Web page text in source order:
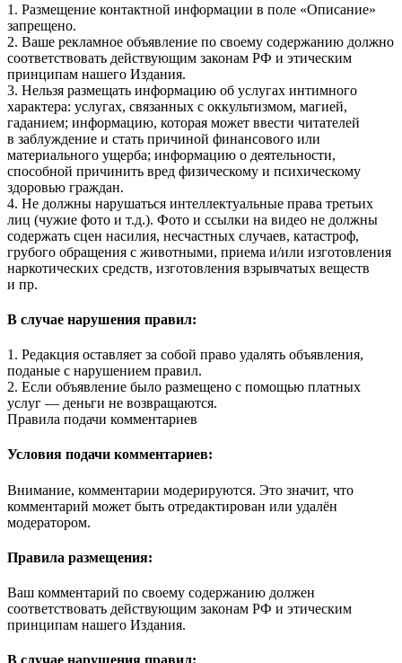
1. Размещение контактной информации в поле «Описание»
запрещено.
2. Ваше рекламное объявление по своему содержанию должно
соответствовать действующим законам РФ и этическим
принципам нашего Издания.
3. Нельзя размещать информацию об услугах интимного
характера: услугах, связанных с оккультизмом, магией,
гаданием; информацию, которая может ввести читателей
в заблуждение и стать причиной финансового или
материального ущерба; информацию о деятельности,
способной причинить вред физическому и психическому
здоровью граждан.
4. Не должны нарушаться интеллектуальные права третьих
лиц (чужие фото и т.д.). Фото и ссылки на видео не должны
содержать сцен насилия, несчастных случаев, катастроф,
грубого обращения с животными, приема и/или изготовления
наркотических средств, изготовления взрывчатых веществ
и пр.
В случае нарушения правил:
1. Редакция оставляет за собой право удалять объявления,
поданые с нарушением правил.
2. Если объявление было размещено с помощью платных
услуг — деньги не возвращаются.
Правила подачи комментариев
Условия подачи комментариев:
Внимание, комментарии модерируются. Это значит, что
комментарий может быть отредактирован или удалён
модератором.
Правила размещения:
Ваш комментарий по своему содержанию должен
соответствовать действующим законам РФ и этическим
принципам нашего Издания.